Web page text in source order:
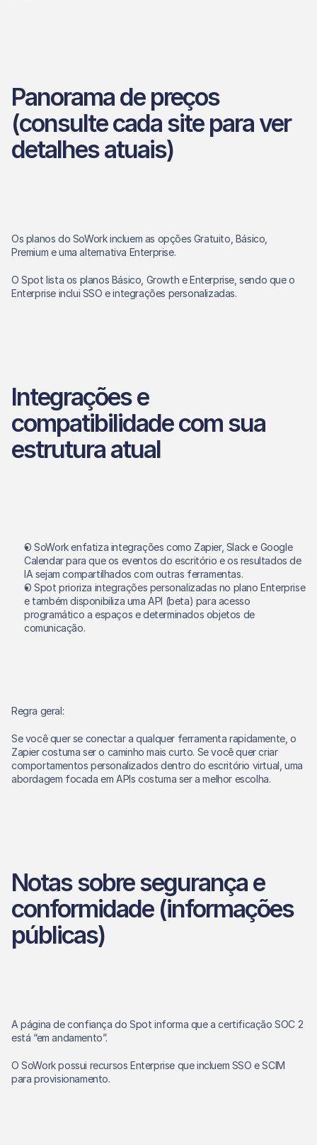
Panorama de preços
(consulte cada site para ver
detalhes atuais)
Os planos do SoWork incluem as opções Gratuito, Básico,
Premium e uma alternativa Enterprise.
O Spot lista os planos Básico, Growth e Enterprise, sendo que o
Enterprise inclui SSO e integrações personalizadas.
Integrações e
compatibilidade com sua
estrutura atual
O SoWork enfatiza integrações como Zapier, Slack e Google
Calendar para que os eventos do escritório e os resultados de
IA sejam compartilhados com outras ferramentas.
O Spot prioriza integrações personalizadas no plano Enterprise
e também disponibiliza uma API (beta) para acesso
programático a espaços e determinados objetos de
comunicação.
Regra geral:
Se você quer se conectar a qualquer ferramenta rapidamente, o
Zapier costuma ser o caminho mais curto. Se você quer criar
comportamentos personalizados dentro do escritório virtual, uma
abordagem focada em APIs costuma ser a melhor escolha.
Notas sobre segurança e
conformidade (informações
públicas)
A página de confiança do Spot informa que a certificação SOC 2
está “em andamento”.
O SoWork possui recursos Enterprise que incluem SSO e SCIM
para provisionamento.